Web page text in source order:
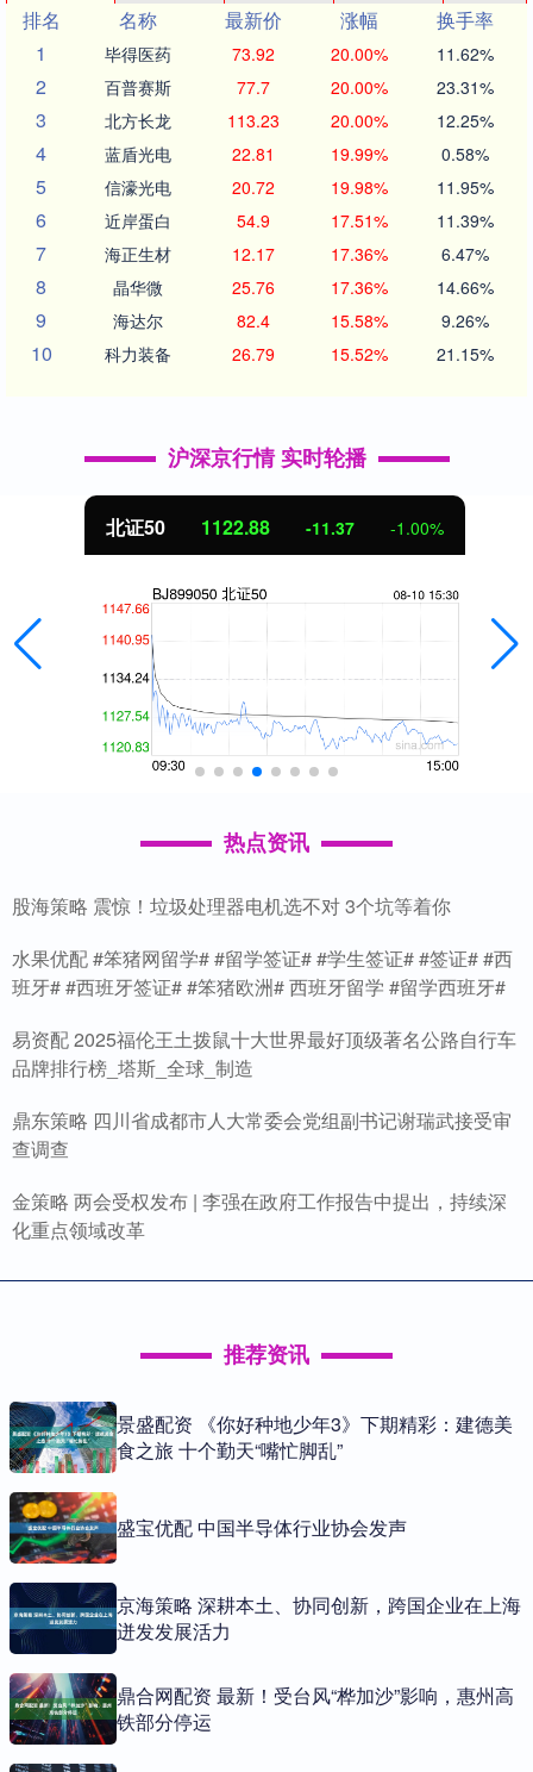
排名
名称 最新价 涨幅
换手率
1
毕得医药 73.92 20.00% 11.62%
2 百普赛斯 77.7 20.00% 23.31%
3 北方长龙 113.23 20.00% 12.25%
4 蓝盾光电 22.81 19.99% 0.58%
5 信濠光电 20.72 19.98% 11.95%
6 近岸蛋白 54.9 17.51% 11.39%
7 海正生材 12.17 17.36% 6.47%
8 晶华微 25.76 17.36% 14.66%
9 海达尔 82.4 15.58% 9.26%
10 科力装备 26.79 15.52% 21.15%
沪深京行情 实时轮播
北证50 1122.88 -11.37 -1.00%
热点资讯
股海策略 震惊！垃圾处理器电机选不对 3个坑等着你
水果优配 #笨猪网留学# #留学签证# #学生签证# #签证# #西
班牙# #西班牙签证# #笨猪欧洲# 西班牙留学 #留学西班牙#
易资配 2025福伦王土拨鼠十大世界最好顶级著名公路自行车
品牌排行榜_塔斯_全球_制造
鼎东策略 四川省成都市人大常委会党组副书记谢瑞武接受审
查调查
金策略 两会受权发布 | 李强在政府工作报告中提出，持续深
化重点领域改革
推荐资讯
景盛配资 《你好种地少年3》下期精彩：建德美
食之旅 十个勤天“嘴忙脚乱”
盛宝优配 中国半导体行业协会发声
京海策略 深耕本土、协同创新，跨国企业在上海
迸发发展活力
鼎合网配资 最新！受台风“桦加沙”影响，惠州高
铁部分停运